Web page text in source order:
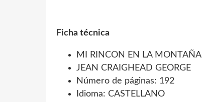
Ficha técnica
MI RINCON EN LA MONTAÑA
JEAN CRAIGHEAD GEORGE
Número de páginas: 192
Idioma: CASTELLANO